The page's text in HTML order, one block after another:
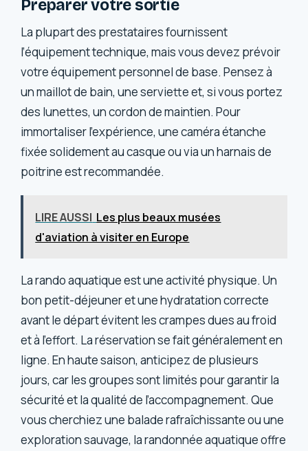
Préparer votre sortie
La plupart des prestataires fournissent
l’équipement technique, mais vous devez prévoir
votre équipement personnel de base. Pensez à
un maillot de bain, une serviette et, si vous portez
des lunettes, un cordon de maintien. Pour
immortaliser l’expérience, une caméra étanche
fixée solidement au casque ou via un harnais de
poitrine est recommandée.
LIRE AUSSI Les plus beaux musées
d'aviation à visiter en Europe
La rando aquatique est une activité physique. Un
bon petit-déjeuner et une hydratation correcte
avant le départ évitent les crampes dues au froid
et à l’effort. La réservation se fait généralement en
ligne. En haute saison, anticipez de plusieurs
jours, car les groupes sont limités pour garantir la
sécurité et la qualité de l’accompagnement. Que
vous cherchiez une balade rafraîchissante ou une
exploration sauvage, la randonnée aquatique offre